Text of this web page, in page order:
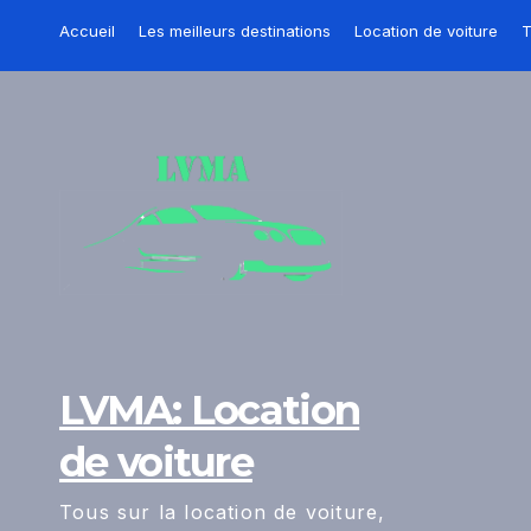
Accueil Les meilleurs destinations Location de voiture
LVMA: Location
de voiture
Tous sur la location de voiture,